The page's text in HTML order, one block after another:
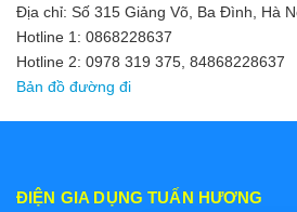
Địa chỉ: Số 315 Giảng Võ, Ba Đình, Hà
Hotline 1: 0868228637
Hotline 2: 0978 319 375, 84868228637
Bản đồ đường đi
ĐIỆN GIA DỤNG TUẤN HƯƠNG